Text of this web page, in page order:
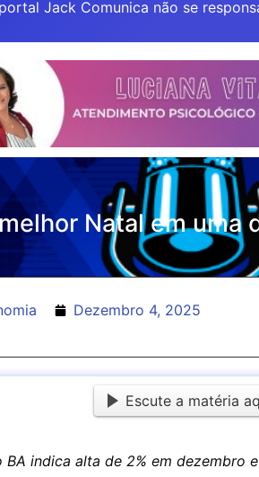
Jack Comunica não se
Natal em uma
Dezembro 4, 2025
Escute a matéria
BA indica alta de 2% em dezembro